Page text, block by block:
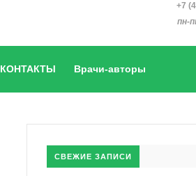
+7
пн-
КОНТАКТЫ Врачи-авторы
СВЕЖИЕ ЗАПИСИ